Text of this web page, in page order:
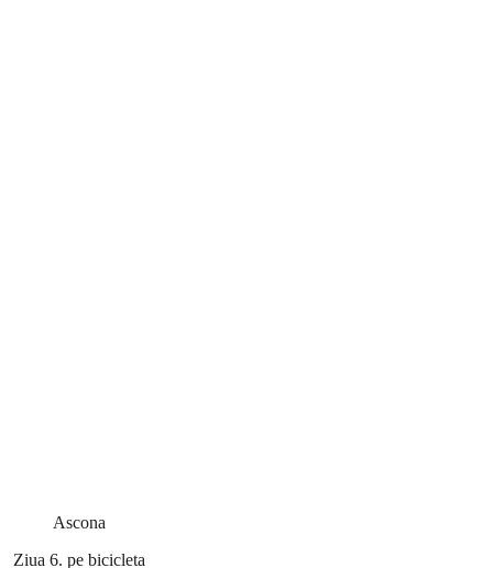
Ascona
Ziua 6. pe bicicleta